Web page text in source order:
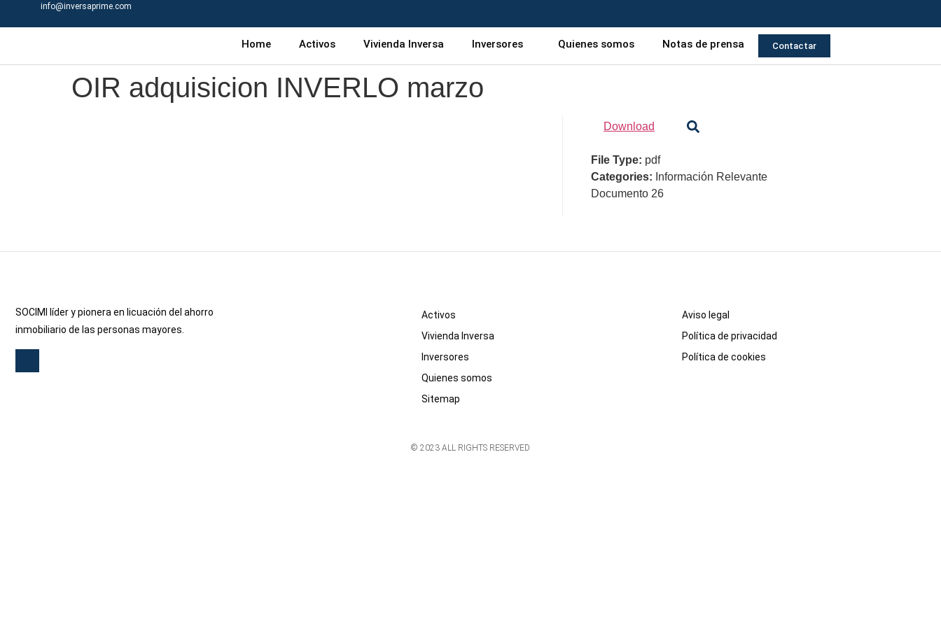
info@inversaprime.com
Home Activos Vivienda Inversa Inversores Quienes somos Notas de prensa Contactar
OIR adquisicion INVERLO marzo
Download
File Type: pdf
Categories: Información Relevante
Documento 26
SOCIMI líder y pionera en licuación del ahorro
inmobiliario de las personas mayores.
Activos
Vivienda Inversa
Inversores
Quienes somos
Sitemap
Aviso legal
Política de privacidad
Política de cookies
© 2023 ALL RIGHTS RESERVED​